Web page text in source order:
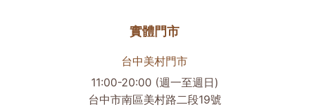
實體門市
台中美村門市
11:00-20:00 (週一至週日)
台中市南區美村路二段19號